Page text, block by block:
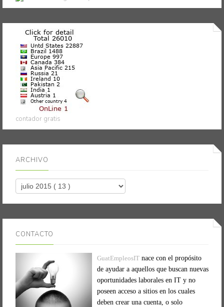
contador gratis
ARCHIVO
CONTACTO
GuatEmpleosIT nace con el propósito
de ayudar a aquellos que buscan nuevas
oportunidades laborales en IT y no
poseen acceso a sitios en los cuales
deben crear una cuenta, o solo